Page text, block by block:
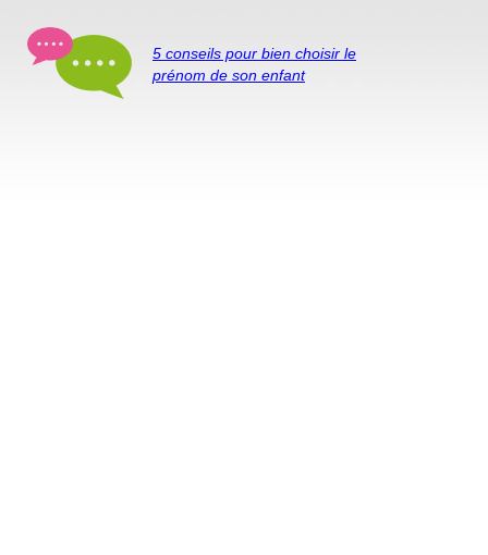
5 conseils pour bien choisir le
prénom de son enfant